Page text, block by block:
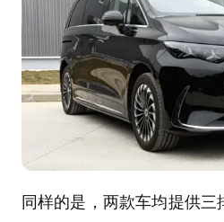
同样的是，两款车均提供